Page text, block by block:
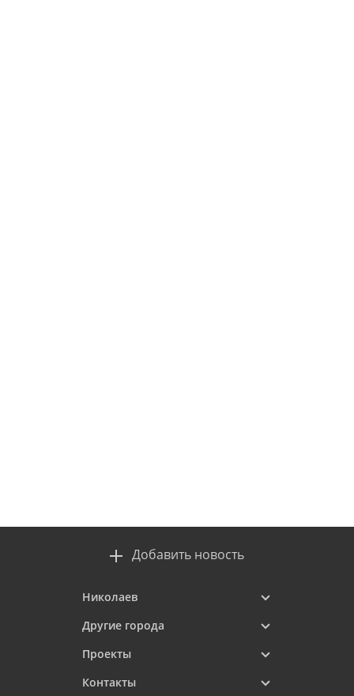
Добавить новость
Николаев
Другие города
Проекты
Контакты